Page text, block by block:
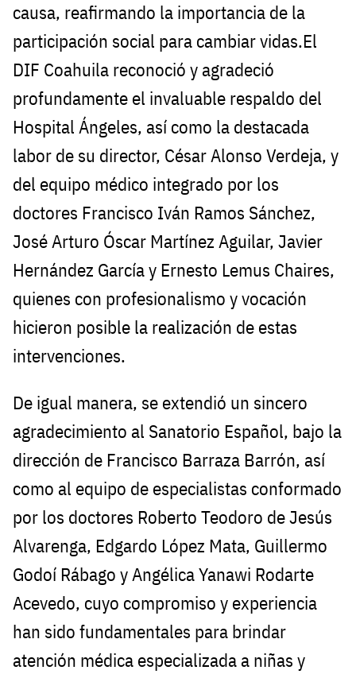
causa, reafirmando la importancia de la
participación social para cambiar vidas.El
DIF Coahuila reconoció y agradeció
profundamente el invaluable respaldo del
Hospital Ángeles, así como la destacada
labor de su director, César Alonso Verdeja, y
del equipo médico integrado por los
doctores Francisco Iván Ramos Sánchez,
José Arturo Óscar Martínez Aguilar, Javier
Hernández García y Ernesto Lemus Chaires,
quienes con profesionalismo y vocación
hicieron posible la realización de estas
intervenciones.
De igual manera, se extendió un sincero
agradecimiento al Sanatorio Español, bajo la
dirección de Francisco Barraza Barrón, así
como al equipo de especialistas conformado
por los doctores Roberto Teodoro de Jesús
Alvarenga, Edgardo López Mata, Guillermo
Godoí Rábago y Angélica Yanawi Rodarte
Acevedo, cuyo compromiso y experiencia
han sido fundamentales para brindar
atención médica especializada a niñas y